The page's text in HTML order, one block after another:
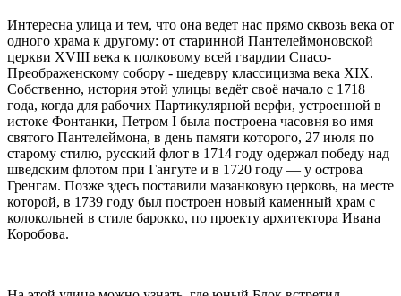
Интересна улица и тем, что она ведет нас прямо сквозь века от
одного храма к другому: от старинной Пантелеймоновской
церкви ХVIII века к полковому всей гвардии Спасо-
Преображенскому собору - шедевру классицизма века ХIХ.
Собственно, история этой улицы ведёт своё начало с 1718
года, когда для рабочих Партикулярной верфи, устроенной в
истоке Фонтанки, Петром I была построена часовня во имя
святого Пантелеймона, в день памяти которого, 27 июля по
старому стилю, русский флот в 1714 году одержал победу над
шведским флотом при Гангуте и в 1720 году — у острова
Гренгам. Позже здесь поставили мазанковую церковь, на месте
которой, в 1739 году был построен новый каменный храм с
колокольней в стиле барокко, по проекту архитектора Ивана
Коробова.